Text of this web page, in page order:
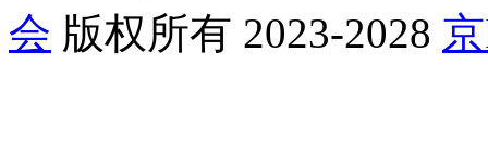
会 版权所有 2023-2028